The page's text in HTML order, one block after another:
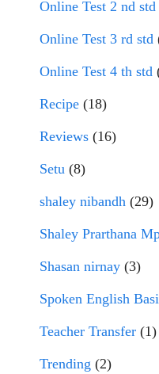
Online Test 2 nd std
Online Test 3 rd std
Online Test 4 th std
Recipe (18)
Reviews (16)
Setu (8)
shaley nibandh (29)
Shaley Prarthana
Shasan nirnay (3)
Spoken English
Teacher Transfer (1)
Trending (2)